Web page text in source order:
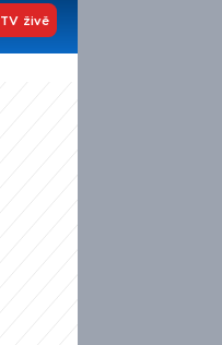
TV živě